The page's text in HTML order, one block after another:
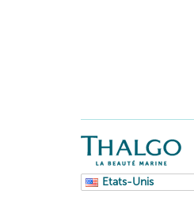
Etats-Unis